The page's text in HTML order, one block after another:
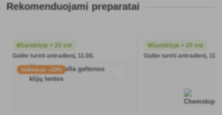
Rekomenduojami preparatai
Sandėlyje > 20 vnt
Galite turėti antradienį, 11.08.
Veiksmas −23%
Sandėlyje > 20 vnt
Galite turėti antradienį,